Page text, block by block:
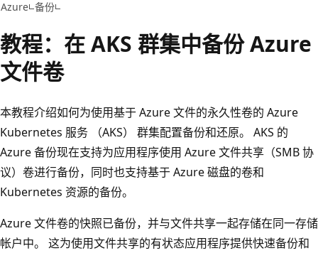
Azure 备份
教程：在 AKS 群集中备份 Azure
文件卷
本教程介绍如何为使用基于 Azure 文件的永久性卷的 Azure
Kubernetes 服务 （AKS） 群集配置备份和还原。 AKS 的
Azure 备份现在支持为应用程序使用 Azure 文件共享（SMB 协
议）卷进行备份，同时也支持基于 Azure 磁盘的卷和
Kubernetes 资源的备份。
Azure 文件卷的快照已备份，并与文件共享一起存储在同一存储
帐户中。 这为使用文件共享的有状态应用程序提供快速备份和